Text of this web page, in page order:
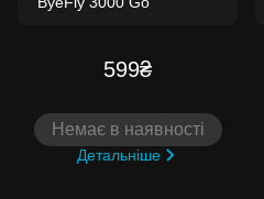
599₴
Немає в наявності
Детальніше